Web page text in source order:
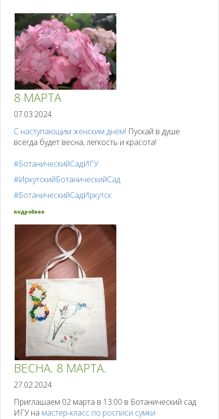
8 МАРТА
07.03.2024
С наступающим женским днём! Пускай в душе
всегда будет весна, легкость и красота!
#БотаническийСадИГУ
#ИркутскийБотаническийСад
#БотаническийСадИркутск
подробнее
ВЕСНА. 8 МАРТА.
27.02.2024
Приглашаем 02 марта в 13:00 в Ботанический сад
ИГУ на мастер-класс по росписи сумки.